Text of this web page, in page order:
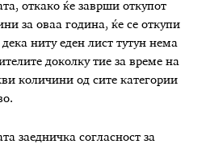
откако ќе заврши откупот
за оваа година, ќе се откупи
ниту еден лист тутун нема
доколку тие за време на
количини од сите категории
заедничка согласност за